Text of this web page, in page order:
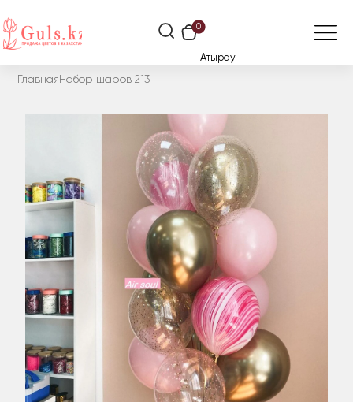
0
Атырау
Главная Набор шаров 213